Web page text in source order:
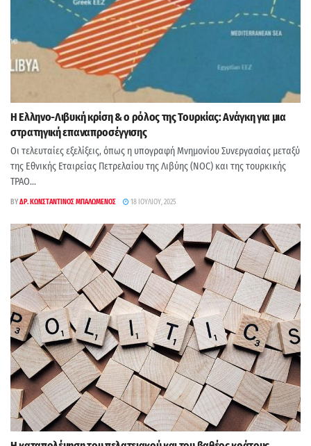
Η Ελληνο-Λιβυκή κρίση & ο ρόλος της Τουρκίας: Ανάγκη για μια
στρατηγική επαναπροσέγγισης
Οι τελευταίες εξελίξεις, όπως η υπογραφή Μνημονίου Συνεργασίας μεταξύ
της Εθνικής Εταιρείας Πετρελαίου της Λιβύης (NOC) και της τουρκικής
ΤΡΑΟ...
BYΔΡ. ΚΩΝΣΤΑΝΤΊΝΟΣ ΜΠΑΛΩΜΈΝΟΣ 18 ΙΟΥΛΊΟΥ, 2025